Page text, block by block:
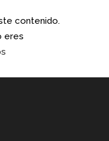
contenido.
eres